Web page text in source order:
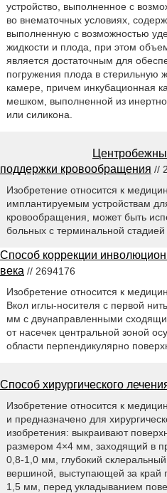
устройство, выполненное с
во внематочных условиях,
выполненную с возможностью
жидкости и плода, при этом
является достаточным для
погружения плода в стерильную
камере, причем инкубационная
мешком, выполненной из
или силикона.
поддержки кровообращения //
Изобретение относится к
имплантируемым устройствам
кровообращения, может быть
больных с терминальной стадией
Способ коррекции
века // 2694176
Изобретение относится к
Вкол иглы-носителя с первой
мм с двунаправленными
от насечек центральной зоной
области перпендикулярно
Способ хирургического
Изобретение относится к
и предназначено для
изобретения: выкраивают
размером 4×4 мм, заходящий в
0,8-1,0 мм, глубокий
вершиной, выступающей за край
1,5 мм, перед укладыванием